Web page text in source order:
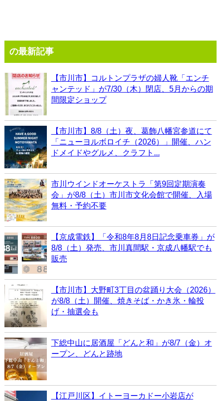
の最新記事
【市川市】コルトンプラザの婦人靴「エンチ
ャンテッド」が7/30（木）閉店、5月からの期
間限定ショップ
【市川市】8/8（土）夜、葛飾八幡宮参道にて
「ニューヨルボロイチ（2026）」開催、ハン
ドメイドやグルメ、クラフト...
市川ウインドオーケストラ「第9回定期演奏
会」が8/8（土）市川市文化会館で開催、入場
無料・予約不要
【京成電鉄】「令和8年8月8日記念乗車券」が
8/8（土）発売、市川真間駅・京成八幡駅でも
販売
【市川市】大野町3丁目の盆踊り大会（2026）
が8/8（土）開催、焼きそば・かき氷・輪投
げ・抽選会も
下総中山に居酒屋「どんと和」が8/7（金）オ
ープン、どんと跡地
【江戸川区】イトーヨーカドー小岩店が